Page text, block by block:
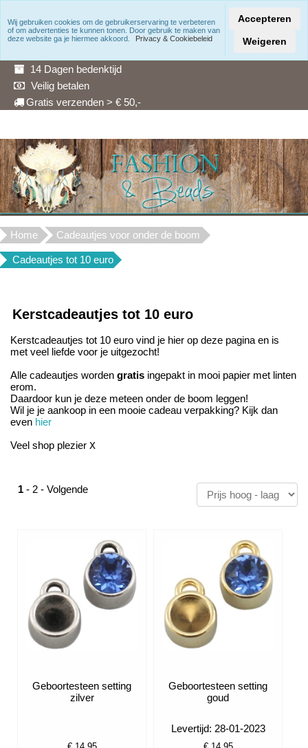
Snelle levering
14 Dagen bedenktijd
Veilig betalen
Gratis verzenden > € 50,-
Home Cadeautjes voor onder de boom
Cadeautjes tot 10 euro
Kerstcadeautjes tot 10 euro
Kerstcadeautjes tot 10 euro vind je hier op deze pagina en is
met veel liefde voor je uitgezocht!
Alle cadeautjes worden gratis ingepakt in mooi papier met linten
erom.
Daardoor kun je deze meteen onder de boom leggen!
Wil je je aankoop in een mooie cadeau verpakking? Kijk dan
even hier
Veel shop plezier X
1 - 2 - Volgende
Geboortesteen setting
zilver
Geboortesteen setting
goud
Levertijd: 28-01-2023
Wij gebruiken cookies om de gebruikerservaring te verbeteren
of om advertenties te kunnen tonen. Door gebruik te maken van
deze website ga je hiermee akkoord.
Privacy & Cookiebeleid
Accepteren
Weigeren